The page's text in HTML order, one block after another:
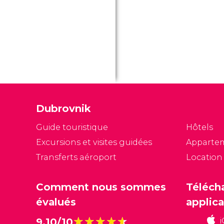
Dubrovnik
Guide touristique
Excursions et visites guidées
Transferts aéroport
Hôtels
Comment nous sommes
évalués
★★★★★
★★★★★